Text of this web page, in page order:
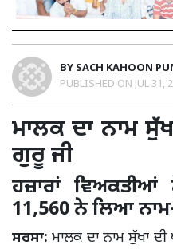
BY SACH KAHOON
PUBLISHED ON JUL 31,
ਮਾਲਕ ਦਾ ਨਾਮ
ਗੁਰੂ ਜੀ
ਹਜ਼ਾਰਾਂ ਵਿਅਕਤੀਆਂ
11,560 ਨੇ ਲਿਆ
ਸਰਸਾ: ਮਾਲਕ ਦਾ ਨਾਮ ਸੁੱਖਾਂ